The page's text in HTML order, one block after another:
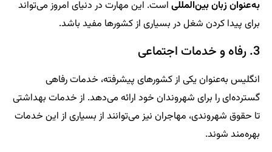
به‌عنوان زبان بین‌المللی است. این مهارت در دنیای امروز می‌تواند
برای پیدا کردن شغل در بسیاری از کشورها مفید باشد.
3. رفاه و خدمات اجتماعی
انگلیس به‌عنوان یکی از کشورهای پیشرفته، خدمات رفاهی
گسترده‌ای را برای شهروندان خود ارائه می‌دهد. از خدمات بهداشتی
تا حقوق شهروندی، مهاجران نیز می‌توانند از بسیاری از این خدمات
بهره‌مند شوند.